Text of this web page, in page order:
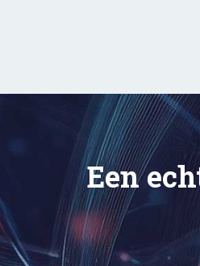
Een